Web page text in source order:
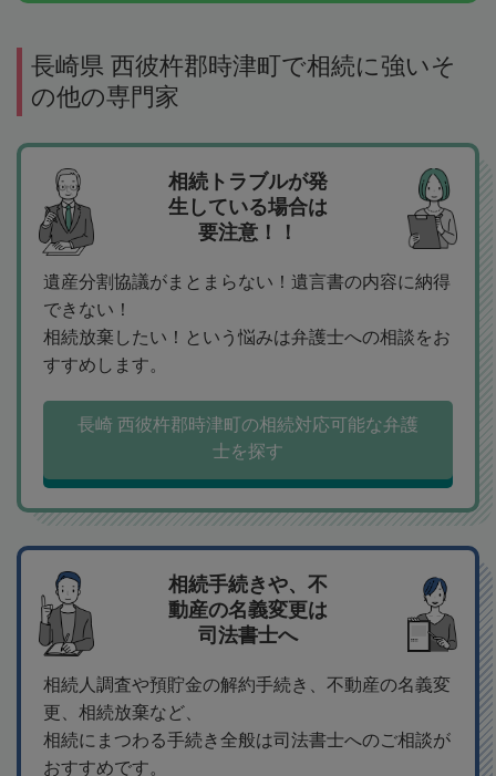
長崎県 西彼杵郡時津町で相続に強いそ
の他の専門家
相続トラブルが発
生している場合は
要注意！！
遺産分割協議がまとまらない！遺言書の内容に納得
できない！
相続放棄したい！という悩みは弁護士への相談をお
すすめします。
長崎 西彼杵郡時津町の相続対応可能な弁護
士を探す
相続手続きや、不
動産の名義変更は
司法書士へ
相続人調査や預貯金の解約手続き、不動産の名義変
更、相続放棄など、
相続にまつわる手続き全般は司法書士へのご相談が
おすすめです。